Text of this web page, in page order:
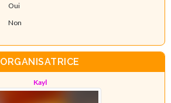
Oui
Non
ORGANISATRICE
Kayl